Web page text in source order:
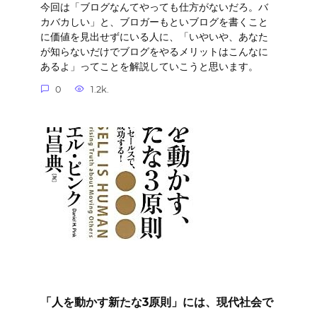
今回は「ブログなんてやっても仕方がないだろ。バ
カバカしい」と、ブロガーもといブログを書くこと
に価値を見出せずにいる人に、「いやいや、あなた
が知らないだけでブログをやるメリットはこんなに
あるよ」ってことを解説していこうと思います。
0 1.2k.
「人を動かす新たな3原則」には、現代社会で